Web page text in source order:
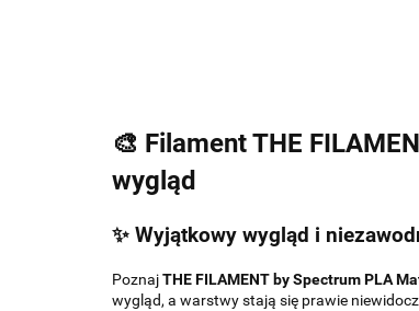
🎨 Filament THE
wygląd
✨ Wyjątkowy wygląd i
PoznajTHE FILAMENT by Spectrum PLA
wygląd, a warstwy stają się prawie